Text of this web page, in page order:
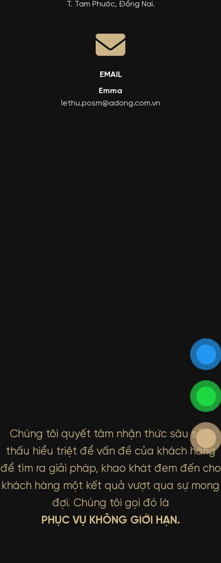
T. Tam Phước, Đồng Nai.
EMAIL
Emma
lethu.posm@adong.com.vn
Chúng tôi quyết tâm nhận thức sâu sắc,
thấu hiểu triệt để vấn đề của khách hàng
để tìm ra giải pháp, khao khát đem đến cho
khách hàng một kết quả vượt qua sự mong
đợi. Chúng tôi gọi đó là
PHỤC VỤ KHÔNG GIỚI HẠN.